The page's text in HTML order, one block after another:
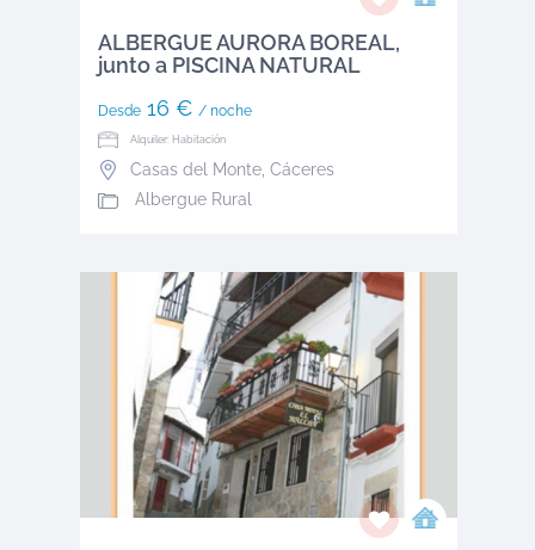
ALBERGUE AURORA BOREAL,
junto a PISCINA NATURAL
Desde16 € / noche
Alquiler: Habitación
Casas del Monte, Cáceres
Albergue Rural